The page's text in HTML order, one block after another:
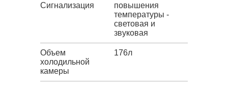
Сигнализация
повышения
температуры -
световая и
звуковая
Объем
холодильной
камеры
176л